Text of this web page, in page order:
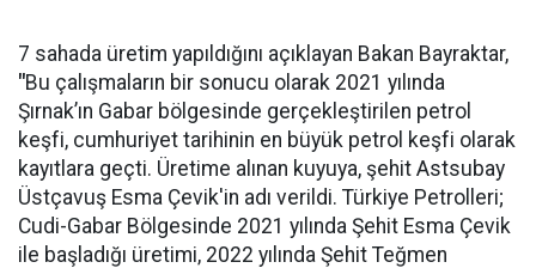
7 sahada üretim yapıldığını açıklayan Bakan Bayraktar,
"Bu çalışmaların bir sonucu olarak 2021 yılında
Şırnak’ın Gabar bölgesinde gerçekleştirilen petrol
keşfi, cumhuriyet tarihinin en büyük petrol keşfi olarak
kayıtlara geçti. Üretime alınan kuyuya, şehit Astsubay
Üstçavuş Esma Çevik'in adı verildi. Türkiye Petrolleri;
Cudi-Gabar Bölgesinde 2021 yılında Şehit Esma Çevik
ile başladığı üretimi, 2022 yılında Şehit Teğmen